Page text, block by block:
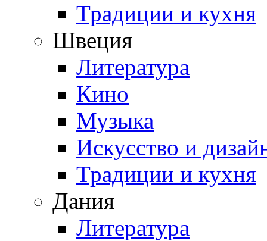
Традиции и кухня
Швеция
Литература
Кино
Музыка
Искусство и
Традиции и кухня
Дания
Литература